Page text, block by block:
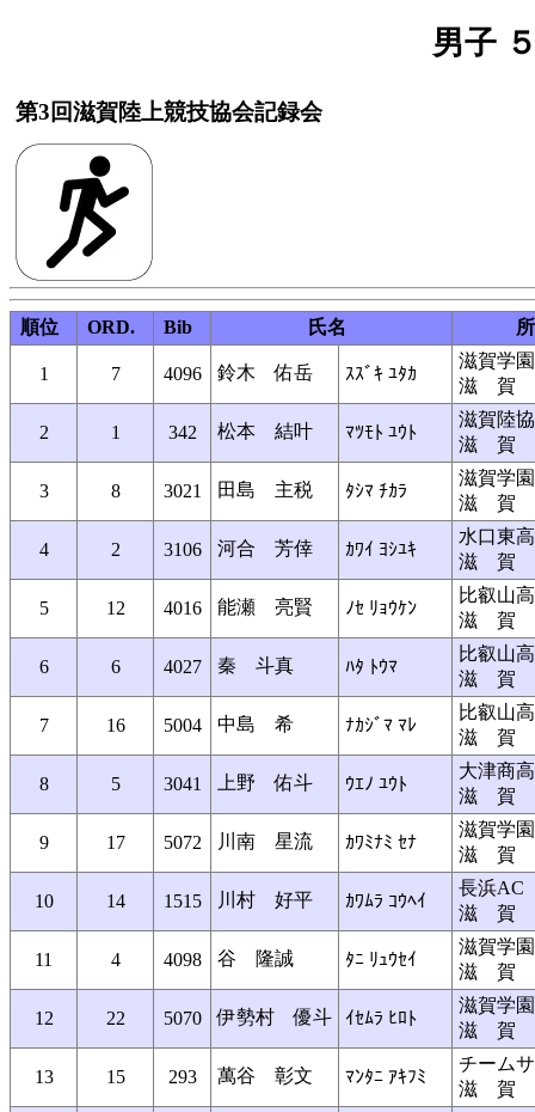
男子
第3回滋賀陸上競技協会記録会
順位 ORD. Bib 氏名
1 7 4096 鈴木 佑岳 ｽｽﾞｷ ﾕﾀｶ
滋賀学
滋 賀
2 1 342 松本 結叶 ﾏﾂﾓﾄ ﾕｳﾄ
滋賀陸協
滋 賀
3 8 3021 田島 主税 ﾀｼﾏ ﾁｶﾗ
滋賀学
滋 賀
4 2 3106 河合 芳倖 ｶﾜｲ ﾖｼﾕｷ
水口東高
滋 賀
5 12 4016 能瀬 亮賢 ﾉｾ ﾘｮｳｹﾝ
比叡山高
滋 賀
6 6 4027 秦 斗真 ﾊﾀ ﾄｳﾏ
比叡山高
滋 賀
7 16 5004 中島 希 ﾅｶｼﾞﾏ ﾏﾚ
比叡山高
滋 賀
8 5 3041 上野 佑斗 ｳｴﾉ ﾕｳﾄ
大津商高
滋 賀
9 17 5072 川南 星流 ｶﾜﾐﾅﾐ ｾﾅ
滋賀学
滋 賀
10 14 1515 川村 好平 ｶﾜﾑﾗ ｺｳﾍｲ
長浜AC
滋 賀
11 4 4098 谷 隆誠 ﾀﾆ ﾘｭｳｾｲ
滋賀学
滋 賀
12 22 5070 伊勢村 優斗 ｲｾﾑﾗ ﾋﾛﾄ
滋賀学
滋 賀
13 15 293 萬谷 彰文 ﾏﾝﾀﾆ ｱｷﾌﾐ
チーム
滋 賀